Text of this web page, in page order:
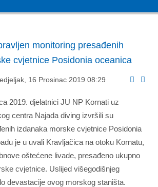
monitoring presađenih
cvjetnice Posidonia oceanica
16 Prosinac 2019 08:29
2019. djelatnici JU NP Kornati uz
centra Najada diving izvršili su
izdanaka morske cvjetnice Posidonia
je u uvali Kravljačica na otoku Kornatu,
oštećene livade, presađeno ukupno
cvjetnice. Uslijed višegodišnjeg
devastacije ovog morskog staništa.